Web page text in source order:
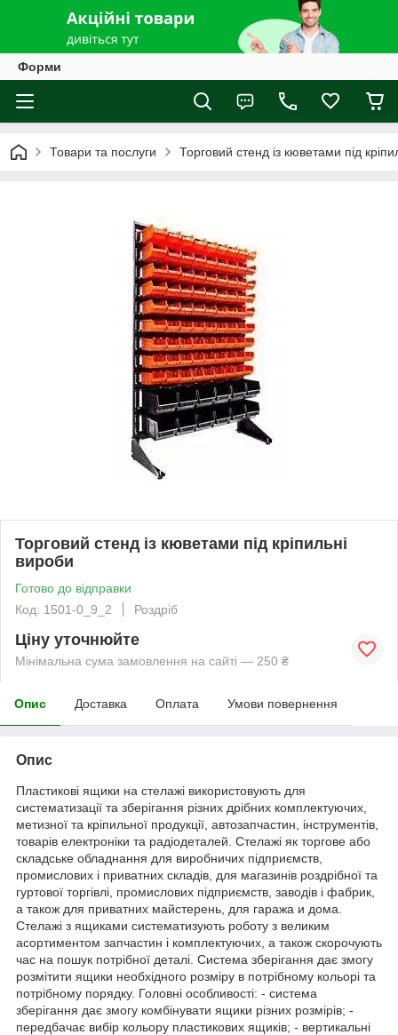
Форми
Товари та послуги Торговий стенд із кюветами під
Торговий стенд із кюветами під кріпильні
вироби
Готово до відправки
Код: 1501-0_9_2
Роздріб
Ціну уточнюйте
Мінімальна сума замовлення на сайті — 250 ₴
Опис Доставка Оплата Умови повернення
Опис
Пластикові ящики на стелажі використовують для
систематизації та зберігання різних дрібних комплектуючих,
метизної та кріпильної продукції, автозапчастин, інструментів,
товарів електроніки та радіодеталей. Стелажі як торгове або
складське обладнання для виробничих підприємств,
промислових і приватних складів, для магазинів роздрібної та
гуртової торгівлі, промислових підприємств, заводів і фабрик,
а також для приватних майстерень, для гаража и дома.
Стелажі з ящиками систематизують роботу з великим
асортиментом запчастин і комплектуючих, а також скорочують
час на пошук потрібної деталі. Система зберігання дає змогу
розмітити ящики необхідного розміру в потрібному кольорі та
потрібному порядку. Головні особливості: - система
зберігання дає змогу комбінувати ящики різних розмірів; -
передбачає вибір кольору пластикових ящиків; - вертикальні